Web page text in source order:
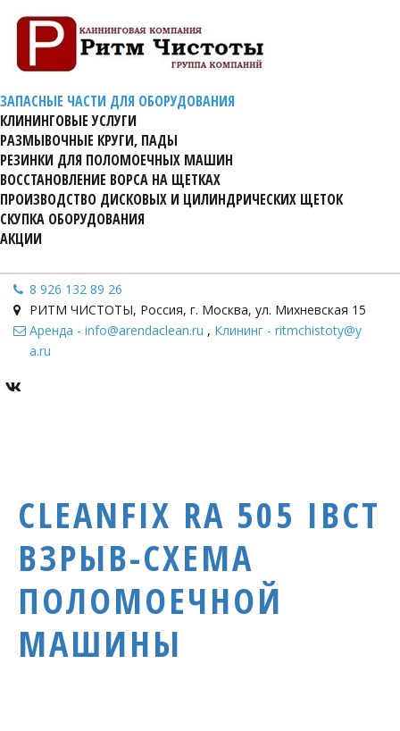
ЗАПАСНЫЕ ЧАСТИ ДЛЯ ОБОРУДОВАНИЯ
КЛИНИНГОВЫЕ УСЛУГИ
РАЗМЫВОЧНЫЕ КРУГИ, ПАДЫ
РЕЗИНКИ ДЛЯ ПОЛОМОЕЧНЫХ МАШИН
ВОССТАНОВЛЕНИЕ ВОРСА НА ЩЕТКАХ
ПРОИЗВОДСТВО ДИСКОВЫХ И ЦИЛИНДРИЧЕСКИХ ЩЕТОК
СКУПКА ОБОРУДОВАНИЯ
АКЦИИ
8 926 132 89 26
РИТМ ЧИСТОТЫ, Россия, г. Москва, ул. Михневская 15
Аренда - info@arendaclean.ru , Клининг - ritmchistoty@y
a.ru
CLEANFIX RA 505 IBCT
ВЗРЫВ-СХЕМА
ПОЛОМОЕЧНОЙ
МАШИНЫ